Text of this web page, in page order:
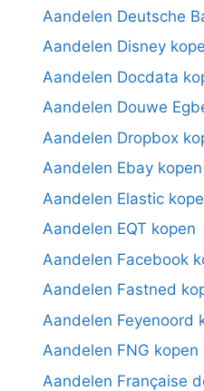
Aandelen Deutsche
Aandelen Disney
Aandelen Docdata
Aandelen Douwe
Aandelen Dropbox
Aandelen Ebay kopen
Aandelen Elastic
Aandelen EQT kopen
Aandelen Facebook
Aandelen Fastned
Aandelen Feyenoord
Aandelen FNG kopen
Aandelen Française